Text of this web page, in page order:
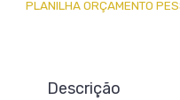
PLANILHA ORÇAMENTO
Descrição